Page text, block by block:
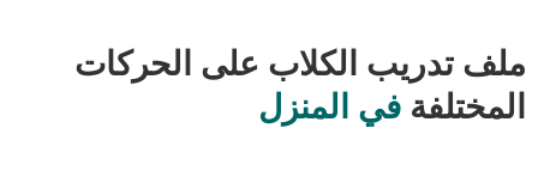
ملف تدريب الكلاب على الحركات
المختلفة في المنزل